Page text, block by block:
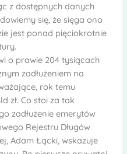
z dostępnych danych
się, że sięga ono
jest ponad pięciokrotnie
o prawie 204 tysiącach
zadłużeniem na
rok temu
zł. Co stoi za tak
zadłużenie emerytów
Rejestru Długów
Adam Łącki, wskazuje